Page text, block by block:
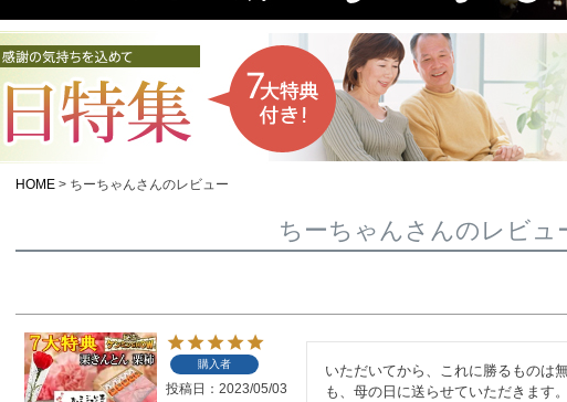
HOME ちーちゃんさんのレビュー
ちーちゃんさんのレビュ
購入者
投稿日 2023/05/03
いただいてから、これに勝るものは
も、母の日に送らせていただきます。